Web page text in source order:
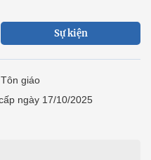
Sự kiện
giáo
ngày 17/10/2025